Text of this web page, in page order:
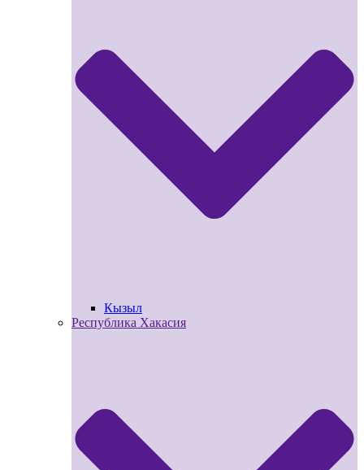
Кызыл
Республика Хакасия